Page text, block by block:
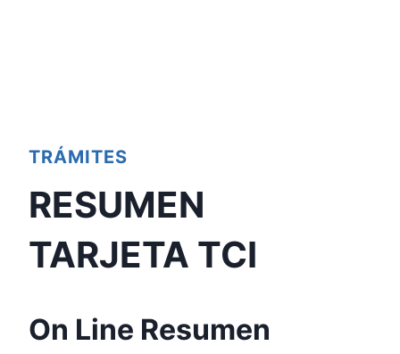
TRÁMITES
RESUMEN
TARJETA TCI
On Line Resumen